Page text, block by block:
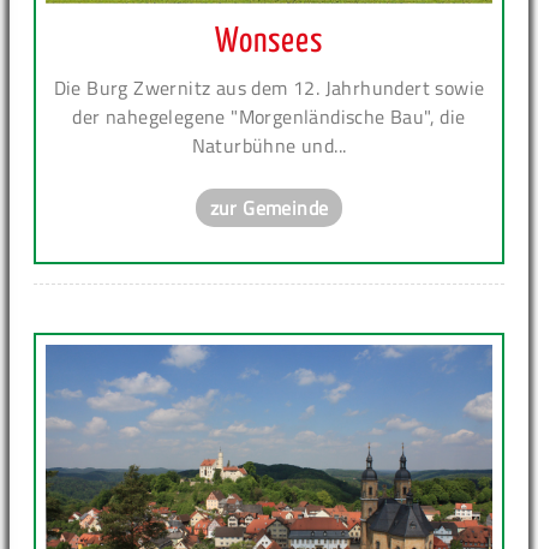
Wonsees
Die Burg Zwernitz aus dem 12. Jahrhundert sowie
der nahegelegene "Morgenländische Bau", die
Naturbühne und...
zur Gemeinde